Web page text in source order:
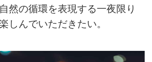
然の循環を表現する一夜限り
しんでいただきたい。